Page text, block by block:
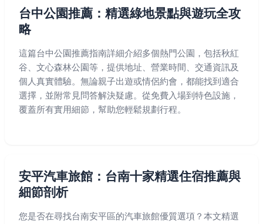
台中公園推薦：精選綠地景點與遊玩全攻
略
這篇台中公園推薦指南詳細介紹多個熱門公園，包括秋紅
谷、文心森林公園等，提供地址、營業時間、交通資訊及
個人真實體驗。無論親子出遊或情侶約會，都能找到適合
選擇，並附常見問答解決疑慮。從免費入場到特色設施，
覆蓋所有實用細節，幫助您輕鬆規劃行程。
安平汽車旅館：台南十家精選住宿推薦與
細節剖析
您是否在尋找台南安平區的汽車旅館優質選項？本文精選